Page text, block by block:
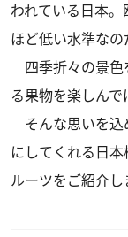
われている日本
ほど低い水準なの
四季折々の景色
る果物を楽しんで
そんな思いを込
にしてくれる日
ルーツをご紹介し